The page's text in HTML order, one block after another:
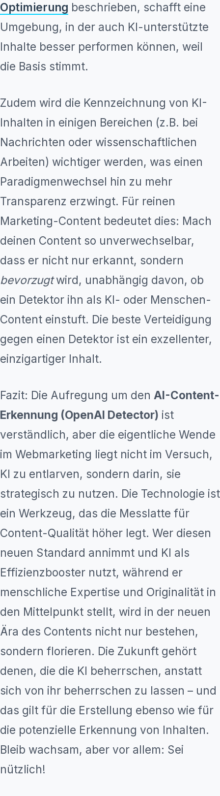
Optimierung beschrieben, schafft eine
Umgebung, in der auch KI-unterstützte
Inhalte besser performen können, weil
die Basis stimmt.
Zudem wird die Kennzeichnung von KI-
Inhalten in einigen Bereichen (z.B. bei
Nachrichten oder wissenschaftlichen
Arbeiten) wichtiger werden, was einen
Paradigmenwechsel hin zu mehr
Transparenz erzwingt. Für reinen
Marketing-Content bedeutet dies: Mach
deinen Content so unverwechselbar,
dass er nicht nur erkannt, sondern
bevorzugtwird, unabhängig davon, ob
ein Detektor ihn als KI- oder Menschen-
Content einstuft. Die beste Verteidigung
gegen einen Detektor ist ein exzellenter,
einzigartiger Inhalt.
Fazit: Die Aufregung um den AI-Content-
Erkennung (OpenAI Detector) ist
verständlich, aber die eigentliche Wende
im Webmarketing liegt nicht im Versuch,
KI zu entlarven, sondern darin, sie
strategisch zu nutzen. Die Technologie ist
ein Werkzeug, das die Messlatte für
Content-Qualität höher legt. Wer diesen
neuen Standard annimmt und KI als
Effizienzbooster nutzt, während er
menschliche Expertise und Originalität in
den Mittelpunkt stellt, wird in der neuen
Ära des Contents nicht nur bestehen,
sondern florieren. Die Zukunft gehört
denen, die die KI beherrschen, anstatt
sich von ihr beherrschen zu lassen – und
das gilt für die Erstellung ebenso wie für
die potenzielle Erkennung von Inhalten.
Bleib wachsam, aber vor allem: Sei
nützlich!